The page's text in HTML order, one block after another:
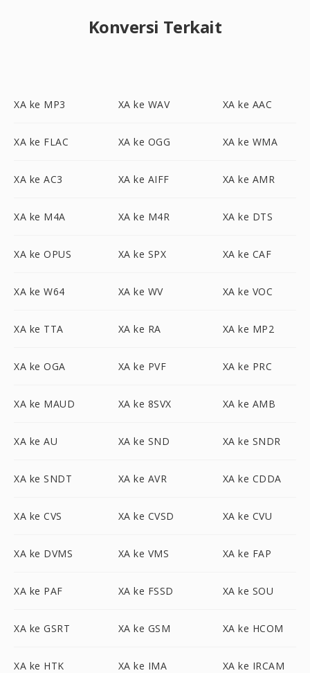
Konversi Terkait
XA ke MP3 XA ke WAV XA ke AAC
XA ke FLAC XA ke OGG XA ke WMA
XA ke AC3 XA ke AIFF XA ke AMR
XA ke M4A XA ke M4R XA ke DTS
XA ke OPUS XA ke SPX XA ke CAF
XA ke W64 XA ke WV XA ke VOC
XA ke TTA XA ke RA XA ke MP2
XA ke OGA XA ke PVF XA ke PRC
XA ke MAUD XA ke 8SVX XA ke AMB
XA ke AU XA ke SND XA ke SNDR
XA ke SNDT XA ke AVR XA ke CDDA
XA ke CVS XA ke CVSD XA ke CVU
XA ke DVMS XA ke VMS XA ke FAP
XA ke PAF XA ke FSSD XA ke SOU
XA ke GSRT XA ke GSM XA ke HCOM
XA ke HTK XA ke IMA XA ke IRCAM